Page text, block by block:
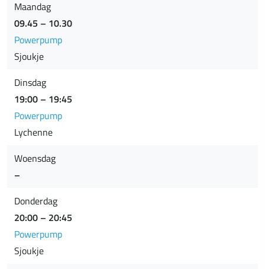
Maandag
09.45 – 10.30
Powerpump
Sjoukje
Dinsdag
19:00 – 19:45
Powerpump
Lychenne
Woensdag
–
Donderdag
20:00 – 20:45
Powerpump
Sjoukje